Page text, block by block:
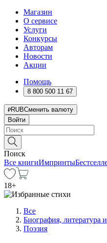
Магазин
О сервисе
Услуги
Конкурсы
Авторам
Новости
Акции
Помощь
8 800 500 11 67
RUBСменить валюту
Войти
Поиск
Все книгиИмпринты
18+
Все
Биография, литература
Поэзия